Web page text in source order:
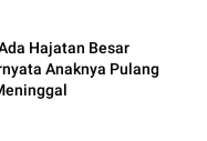
Hajatan Besar
Anaknya Pulang